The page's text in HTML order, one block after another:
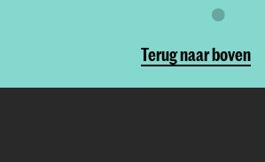
Terug naar boven